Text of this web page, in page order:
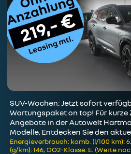
SUV-Wochen: Jetzt sofort
Wartungspaket on top! Für kurze
Angebote in der Autowelt
Modelle. Entdecken Sie den
Energieverbrauch: komb. (l/100 km):
(g/km): 146; CO2-Klasse: E. (Werte